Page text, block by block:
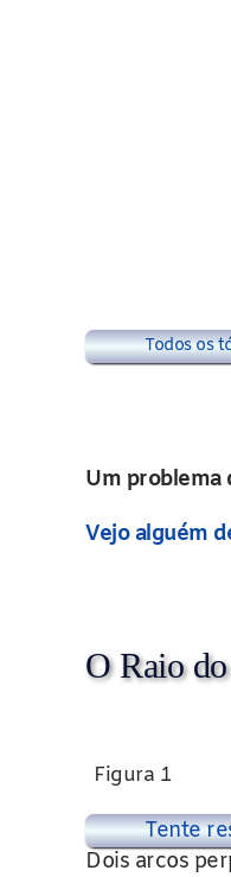
Todos os
Um problema
Vejo alguém
O Raio
Figura 1
Dois arcos
Tente